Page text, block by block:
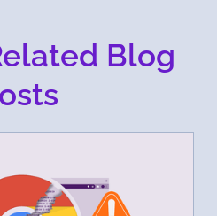
Blog